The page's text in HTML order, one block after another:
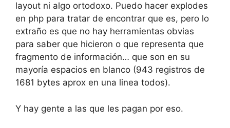
layout ni algo ortodoxo. Puedo hacer explodes
en php para tratar de encontrar que es, pero lo
extraño es que no hay herramientas obvias
para saber que hicieron o que representa que
fragmento de información… que son en su
mayoría espacios en blanco (943 registros de
1681 bytes aprox en una linea todos).
Y hay gente a las que les pagan por eso.